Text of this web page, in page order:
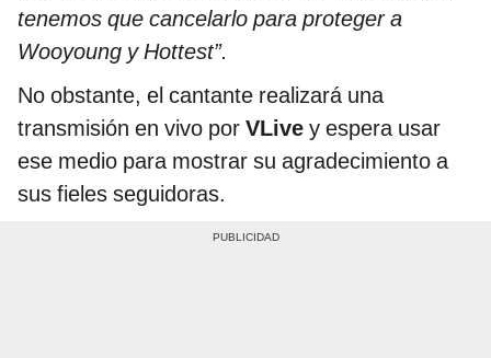
tenemos que cancelarlo para proteger a
Wooyoung y Hottest”.
No obstante, el cantante realizará una
transmisión en vivo por VLive y espera usar
ese medio para mostrar su agradecimiento a
sus fieles seguidoras.